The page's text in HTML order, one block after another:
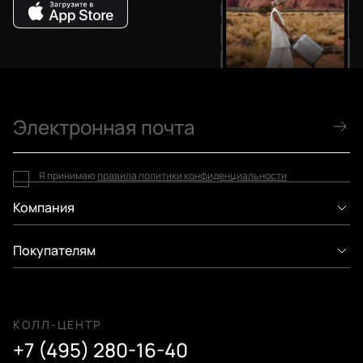
Компания
Покупателям
КОЛЛ-ЦЕНТР
+7 (495) 280-16-40
Я принимаю правила политики конфиденциальности